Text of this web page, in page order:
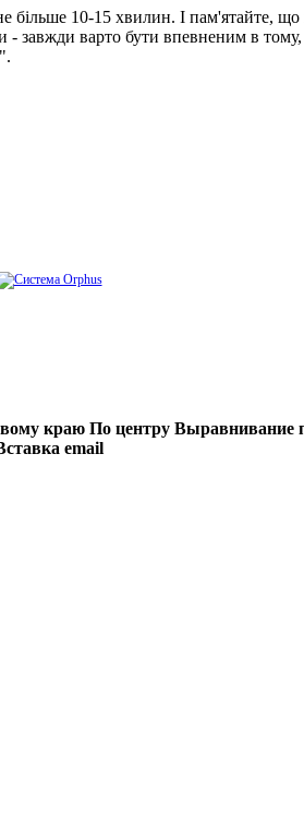
більше 10-15 хвилин. І пам'ятайте,
- завжди варто бути впевненим в
краю По центру Выравнивание
email